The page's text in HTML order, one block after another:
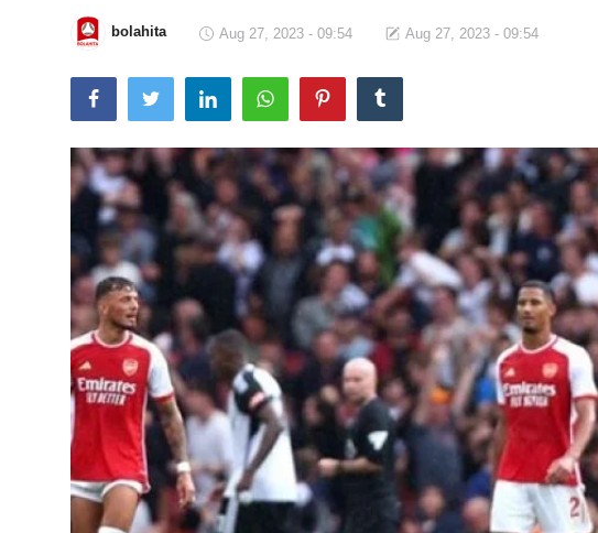
Total Sports bolahita Aug 27, 2023 - 09:54 Aug 27, 2023 - 09:54